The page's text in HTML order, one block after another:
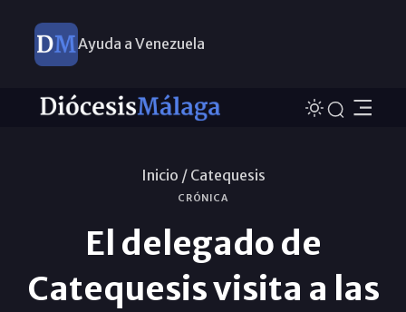
Ayuda a Venezuela
Inicio / Catequesis
CRÓNICA
El delegado de
Catequesis visita a las